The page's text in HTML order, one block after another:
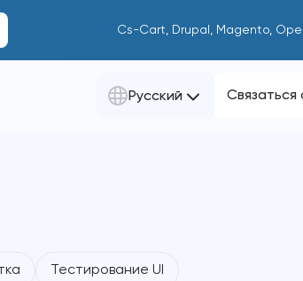
Cs-Cart, Drupal, Magento,
Русский Связаться
Тестирование UI